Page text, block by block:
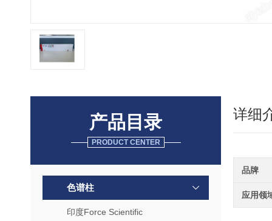
产品目录
PRODUCT CENTER
色谱柱
印度Force Scientific
详细
品牌
应用领